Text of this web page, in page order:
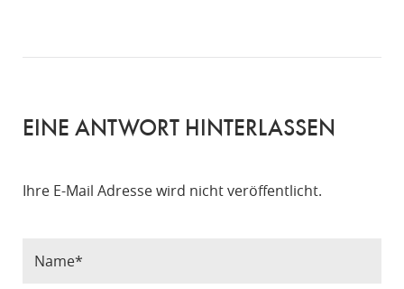
EINE ANTWORT HINTERLASSEN
Ihre E-Mail Adresse wird nicht veröffentlicht.